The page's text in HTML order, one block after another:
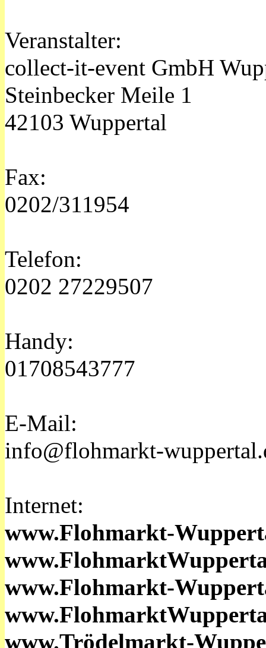
Veranstalter:
collect-it-event GmbH
Steinbecker Meile 1
42103 Wuppertal
Fax:
0202/311954
Telefon:
0202 27229507
Handy:
01708543777
E-Mail:
info@flohmarkt-
Internet:
www.Flohmarkt-
www.Flohmarkt-
www.Trödelmarkt-